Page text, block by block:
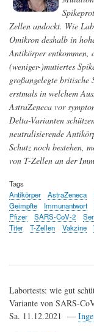
Zellen andockt. Wie
Omikron deshalb in
Antikörper entkommen,
(weniger-)mutiertes
großangelegte britische
erstmals in welchem
AstraZeneca vor
Delta-Varianten
neutralisierende
Schutz noch bestehen,
von T-Zellen an der
Tags
Antikörper
AstraZeneca
Geimpfte
Immunantwort
Pfizer
SARS-CoV-2
Titer
T-Zellen Vakzine
Labortests: wie gut
Variante von SARS-
Sa. 11.12.2021 —